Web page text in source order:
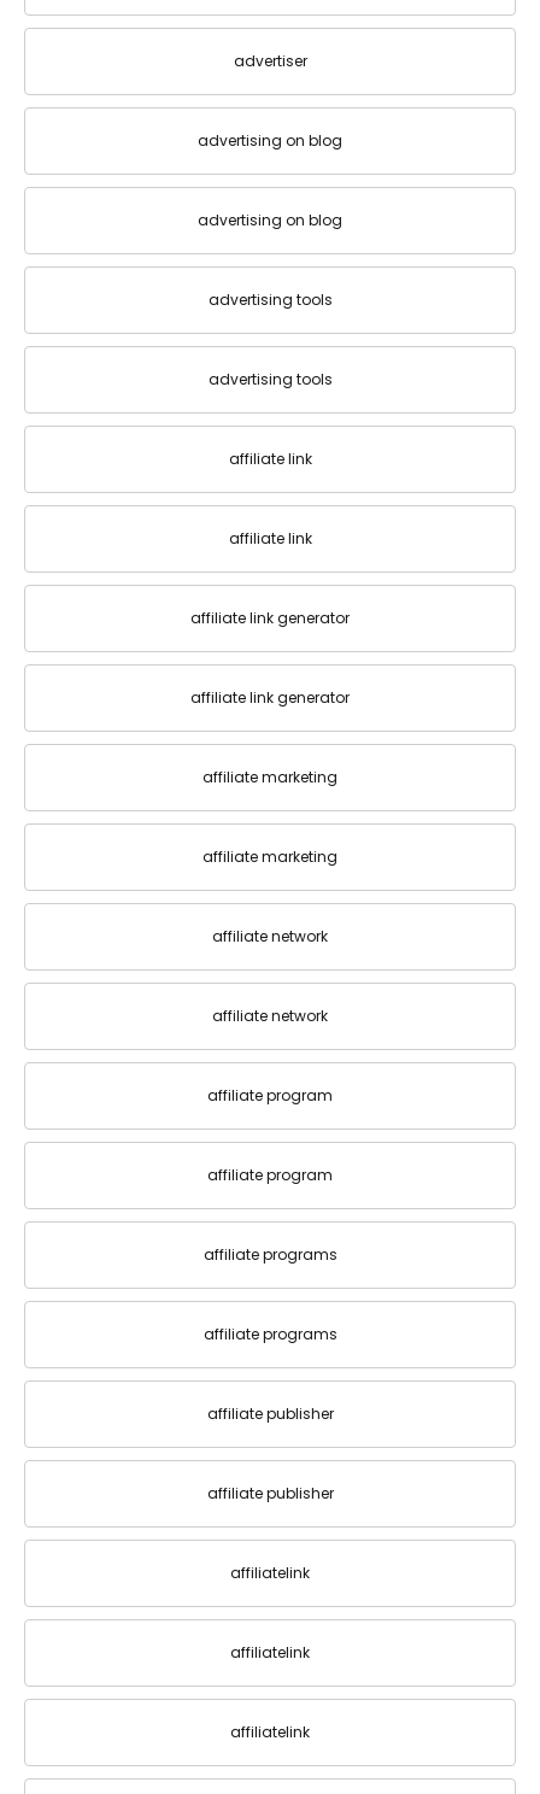
advertiser
advertising on blog
advertising on blog
advertising tools
advertising tools
affiliate link
affiliate link
affiliate link generator
affiliate link generator
affiliate marketing
affiliate marketing
affiliate network
affiliate network
affiliate program
affiliate program
affiliate programs
affiliate programs
affiliate publisher
affiliate publisher
affiliatelink
affiliatelink
affiliatelink